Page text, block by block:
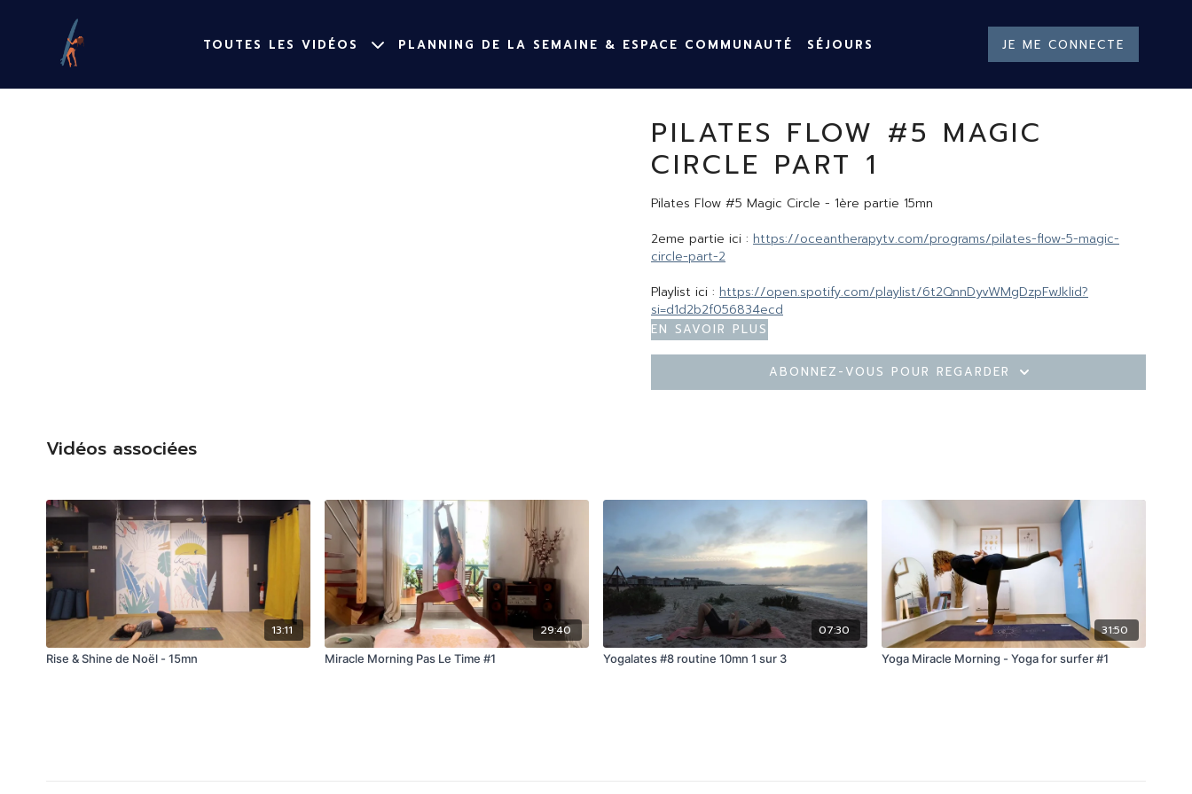
TOUTES LES VIDÉOS PLANNING DE LA SEMAINE & ESPACE COMMUNAUTÉ SÉJOURS JE ME CONNECTE
PILATES FLOW #5 MAGIC
CIRCLE PART 1
Pilates Flow #5 Magic Circle - 1ère partie 15mn
2eme partie ici : https://oceantherapytv.com/programs/pilates-flow-5-magic-
circle-part-2
Playlist ici : https://open.spotify.com/playlist/6t2QnnDyvWMgDzpFwJklid?
si=d1d2b2f056834ecd
En savoir plus
Abonnez-vous pour regarder
Vidéos associées
13:11
Rise & Shine de Noël - 15mn
29:40
Miracle Morning Pas Le Time #1
07:30
Yogalates #8 routine 10mn 1 sur 3
31:50
Yoga Miracle Morning - Yoga for surfer #1